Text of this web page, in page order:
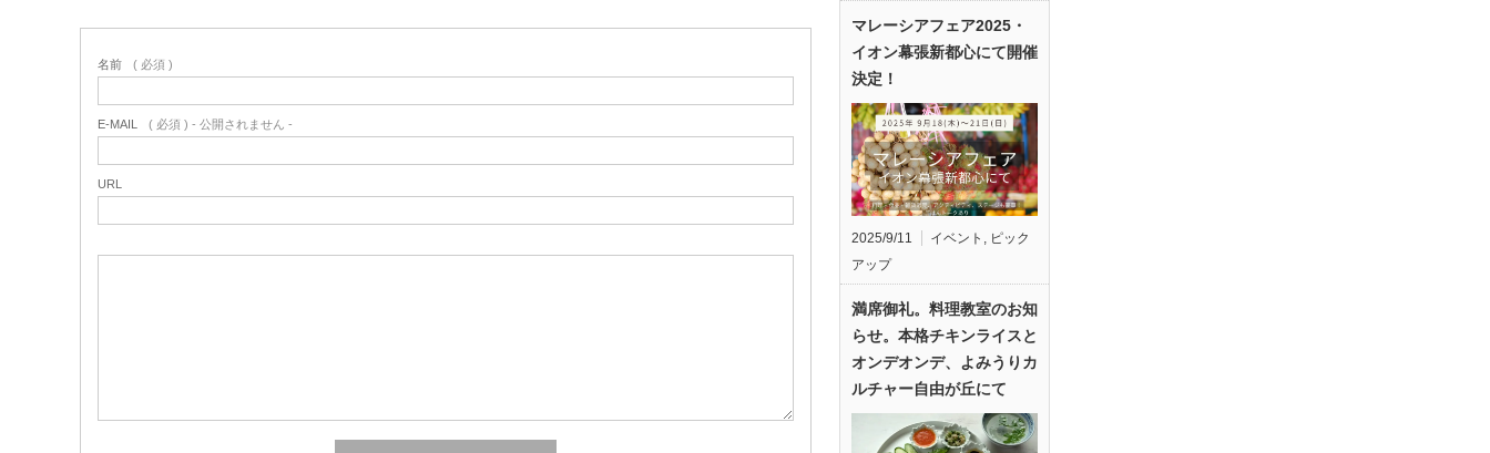
名前 ( 必須 )
E-MAIL ( 必須 ) - 公開されません -
URL
マレーシアフェア2025・
イオン幕張新都心にて開催
決定！
2025/9/11 イベント , ピック
アップ
満席御礼。料理教室のお知
らせ。本格チキンライスと
オンデオンデ、よみうりカ
ルチャー自由が丘にて